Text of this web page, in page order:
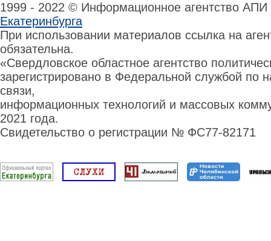
1999 - 2022 © Информационное агентство
Екатеринбурга
При использовании материалов ссылка на
обязательна.
«Свердловское областное агентство
зарегистрировано в Федеральной службой по
связи,
информационных технологий и массовых
2021 года.
Свидетельство о регистрации № ФС77-82171